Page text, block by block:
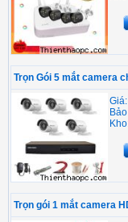
Trọn Gói 5 mắt camera
Giá:
Trọn gói 1 mắt camera